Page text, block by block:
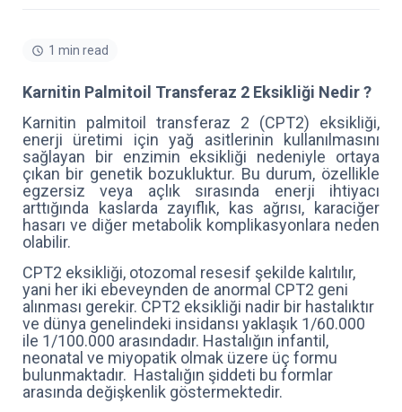
1 min read
Karnitin Palmitoil Transferaz 2 Eksikliği Nedir ?
Karnitin palmitoil transferaz 2 (CPT2) eksikliği,
enerji üretimi için yağ asitlerinin kullanılmasını
sağlayan bir enzimin eksikliği nedeniyle ortaya
çıkan bir genetik bozukluktur. Bu durum, özellikle
egzersiz veya açlık sırasında enerji ihtiyacı
arttığında kaslarda zayıflık, kas ağrısı, karaciğer
hasarı ve diğer metabolik komplikasyonlara neden
olabilir.
CPT2 eksikliği, otozomal resesif şekilde kalıtılır,
yani her iki ebeveynden de anormal CPT2 geni
alınması gerekir. CPT2 eksikliği nadir bir hastalıktır
ve dünya genelindeki insidansı yaklaşık 1/60.000
ile 1/100.000 arasındadır. Hastalığın infantil,
neonatal ve miyopatik olmak üzere üç formu
bulunmaktadır. Hastalığın şiddeti bu formlar
arasında değişkenlik göstermektedir.